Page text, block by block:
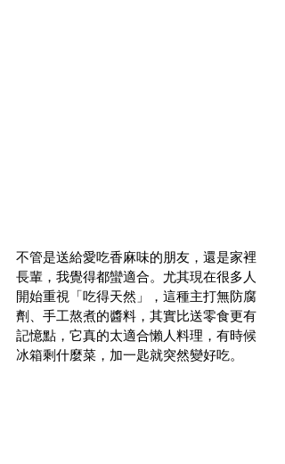
不管是送給愛吃香麻味的朋友，還是家裡
長輩，我覺得都蠻適合。尤其現在很多人
開始重視「吃得天然」，這種主打無防腐
劑、手工熬煮的醬料，其實比送零食更有
記憶點，它真的太適合懶人料理，有時候
冰箱剩什麼菜，加一匙就突然變好吃。